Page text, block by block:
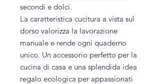
secondi e dolci.
La caratteristica cucitura a vista sul
dorso valorizza la lavorazione
manuale e rende ogni quaderno
unico. Un accessorio perfetto per la
cucina di casa e una splendida idea
regalo ecologica per appassionati